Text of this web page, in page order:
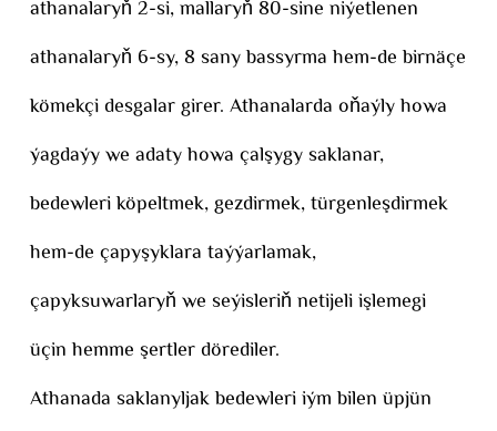
athanalaryň 2-si, mallaryň 80-sine niýetlenen
athanalaryň 6-sy, 8 sany bassyrma hem-de birnäçe
kömekçi desgalar girer. Athanalarda oňaýly howa
ýagdaýy we adaty howa çalşygy saklanar,
bedewleri köpeltmek, gezdirmek, türgenleşdirmek
hem-de çapyşyklara taýýarlamak,
çapyksuwarlaryň we seýisleriň netijeli işlemegi
üçin hemme şertler dörediler.
Athanada saklanyljak bedewleri iým bilen üpjün